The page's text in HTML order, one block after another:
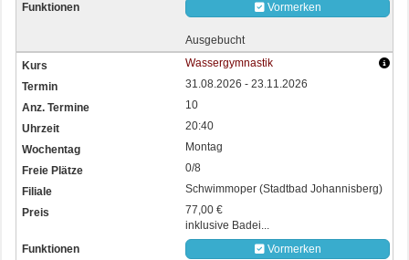
Vormerken
Ausgebucht
Wassergymnastik
31.08.2026 - 23.11.2026
10
20:40
Montag
0/8
Schwimmoper (Stadtbad Johannisberg)
77,00 €
inklusive Badei...
Vormerken